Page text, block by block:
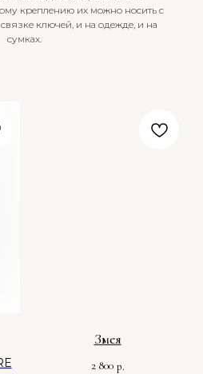
креплению их можно носить с
ключей, и на одежде, и на
сумках.
Змея
2 800 р.